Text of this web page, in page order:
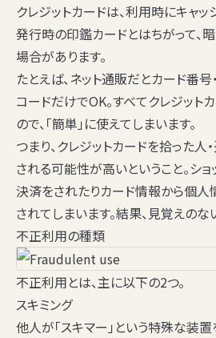
クレジットカードは、利用時にキャ
発行時の印鑑カードとはちがって、
場合があります。
たとえば、ネット通販だとカード番号
コードだけでOK。すべてクレジット
ので、 「簡単」に使えてしまいます。
つまり、クレジットカードを拾った
される可能性が高いということ。シ
決済をされたりカード情報から個人
されてしまいます。結果、見覚えのな
不正利用の種類
不正利用とは、主に以下の2つ。
スキミング
他人が「スキマー」という特殊な装